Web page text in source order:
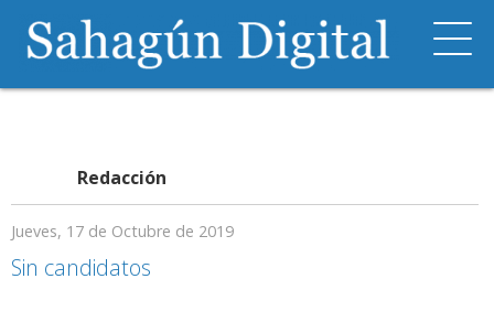
Redacción
Jueves, 17 de Octubre de 2019
Sin candidatos